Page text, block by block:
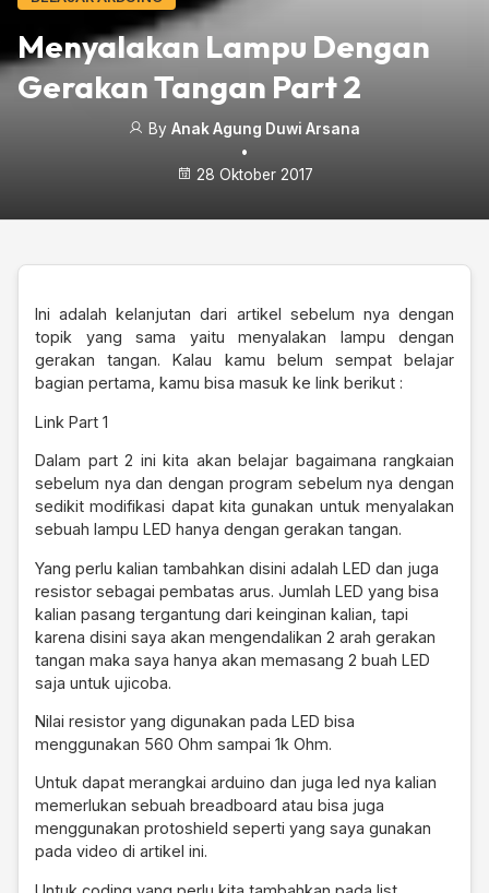
Menyalakan Lampu Dengan
Gerakan Tangan Part 2
By Anak Agung Duwi Arsana
•
28 Oktober 2017
Ini adalah kelanjutan dari artikel sebelum nya dengan
topik yang sama yaitu menyalakan lampu dengan
gerakan tangan. Kalau kamu belum sempat belajar
bagian pertama, kamu bisa masuk ke link berikut :
Link Part 1
Dalam part 2 ini kita akan belajar bagaimana rangkaian
sebelum nya dan dengan program sebelum nya dengan
sedikit modifikasi dapat kita gunakan untuk menyalakan
sebuah lampu LED hanya dengan gerakan tangan.
Yang perlu kalian tambahkan disini adalah LED dan juga
resistor sebagai pembatas arus. Jumlah LED yang bisa
kalian pasang tergantung dari keinginan kalian, tapi
karena disini saya akan mengendalikan 2 arah gerakan
tangan maka saya hanya akan memasang 2 buah LED
saja untuk ujicoba.
Nilai resistor yang digunakan pada LED bisa
menggunakan 560 Ohm sampai 1k Ohm.
Untuk dapat merangkai arduino dan juga led nya kalian
memerlukan sebuah breadboard atau bisa juga
menggunakan protoshield seperti yang saya gunakan
pada video di artikel ini.